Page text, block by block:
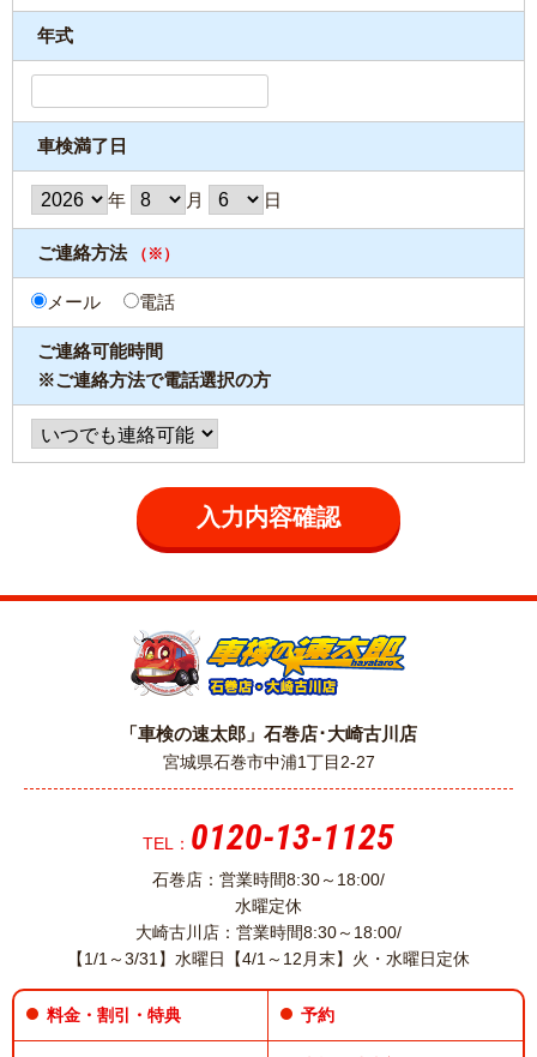
年式
車検満了日
年 月 日
ご連絡方法 （※）
メール 電話
ご連絡可能時間
※ご連絡方法で電話選択の方
「車検の速太郎」石巻店･大崎古川店
宮城県石巻市中浦1丁目2-27
TEL： 0120-13-1125
石巻店：営業時間8:30～18:00/
水曜定休
大崎古川店：営業時間8:30～18:00/
【1/1～3/31】水曜日【4/1～12月末】火・水曜日定休
料金・割引・特典 予約